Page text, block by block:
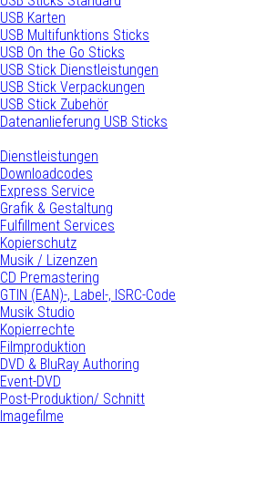
USB Karten
USB Multifunktions Sticks
USB On the Go Sticks
USB Stick Dienstleistungen
USB Stick Verpackungen
USB Stick Zubehör
Datenanlieferung USB Sticks
Dienstleistungen
Downloadcodes
Express Service
Grafik & Gestaltung
Fulfillment Services
Kopierschutz
Musik / Lizenzen
CD Premastering
GTIN (EAN)-, Label-, ISRC-Code
Musik Studio
Kopierrechte
Filmproduktion
DVD & BluRay Authoring
Event-DVD
Post-Produktion/ Schnitt
Imagefilme